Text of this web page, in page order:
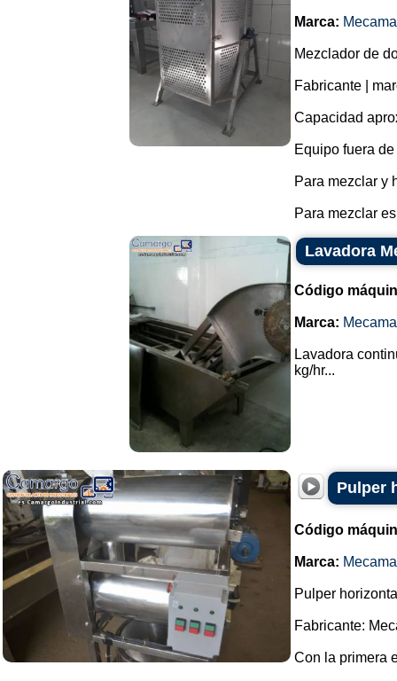
Marca:
Mezclador de
Fabricante |
Capacidad
Equipo fuera
Para mezclar y
Para mezclar
Lavadora
Código
Marca:
Lavadora
kg/hr...
Pulper
Código
Marca:
Pulper
Fabricante:
Con la primera